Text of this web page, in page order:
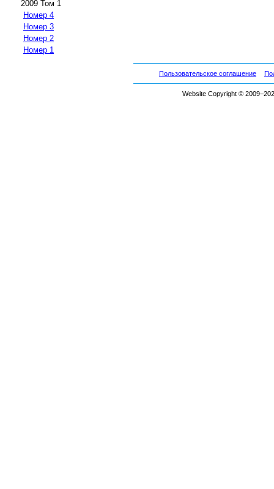
2009 Том 1
Номер 4
Номер 3
Номер 2
Номер 1
Пользовательское соглашение
Website Copyright ©